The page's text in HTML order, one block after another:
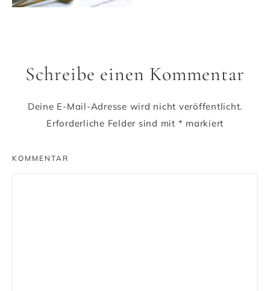
Schreibe einen Kommentar
Deine E-Mail-Adresse wird nicht veröffentlicht.
Erforderliche Felder sind mit * markiert
KOMMENTAR